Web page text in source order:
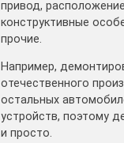
привод,
конструктивные
прочие.
Например,
отечественного
остальных
устройств, поэтому
и просто.